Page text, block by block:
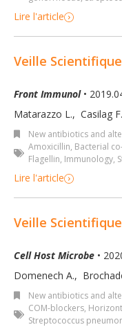
Lire l'article
Veille Scientifique
Front Immunol•
Matarazzo L., Casilag F.
New antibiotics and
Amoxicillin, Bacterial
Flagellin, Immunology,
Lire l'article
Veille Scientifique
Cell Host Microbe •
Domenech A.,
New antibiotics and
COM-blockers,
Streptococcus